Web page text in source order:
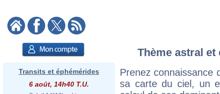
Transits et éphémérides
6 août, 14h40 T.U.
Thème astral
Prenez connaissance
sa carte du ciel, un